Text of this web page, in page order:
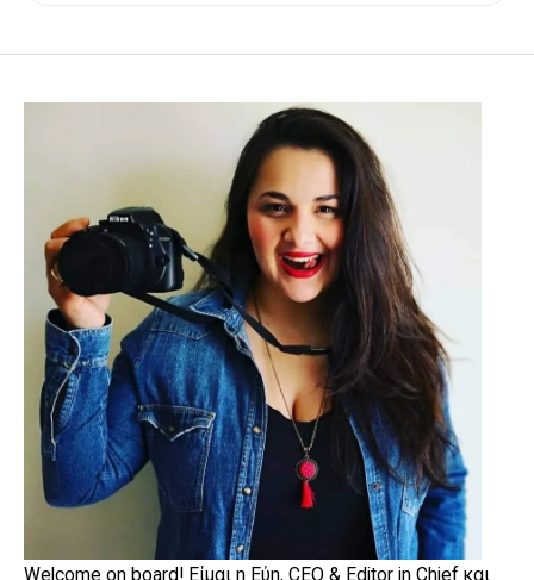
Welcome on board! Είμαι η Εύη, CEO & Editor in Chief και